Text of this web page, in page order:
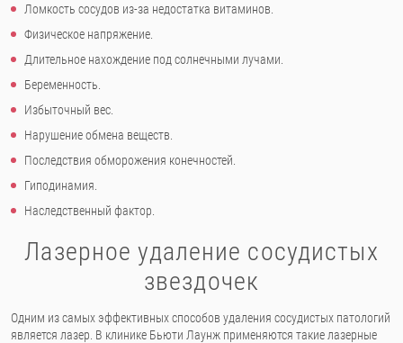
Ломкость сосудов из-за недостатка витаминов.
Физическое напряжение.
Длительное нахождение под солнечными лучами.
Беременность.
Избыточный вес.
Нарушение обмена веществ.
Последствия обморожения конечностей.
Гиподинамия.
Наследственный фактор.
Лазерное удаление сосудистых
звездочек
Одним из самых эффективных способов удаления сосудистых патологий
является лазер. В клинике Бьюти Лаунж применяются такие лазерные